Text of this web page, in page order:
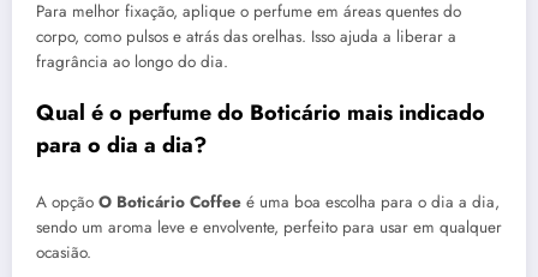
Para melhor fixação, aplique o perfume em áreas quentes do
corpo, como pulsos e atrás das orelhas. Isso ajuda a liberar a
fragrância ao longo do dia.
Qual é o perfume do Boticário mais indicado
para o dia a dia?
A opção O Boticário Coffee é uma boa escolha para o dia a dia,
sendo um aroma leve e envolvente, perfeito para usar em qualquer
ocasião.